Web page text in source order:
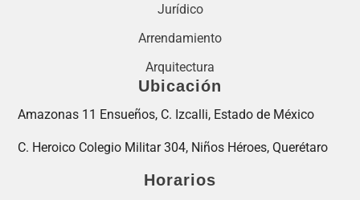
Jurídico
Arrendamiento
Arquitectura
Ubicación
Amazonas 11 Ensueños, C. Izcalli, Estado de México
C. Heroico Colegio Militar 304, Niños Héroes, Querétaro
Horarios